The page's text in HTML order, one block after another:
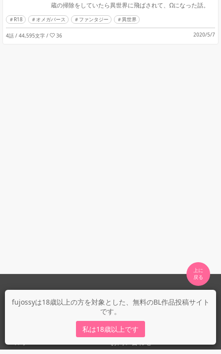
fujossyは18歳以上の方を対象とした、無料のBL作品投稿サイト
です。
私は18歳以上です
蔵の掃除をしていたら異世界に飛ばされて、Ωになった話。
R18 オメガバース ファンタジー 異世界
4話 / 44,595文字 / 36 2020/5/7
上に
fujossyについて
fujossy運営ブログ